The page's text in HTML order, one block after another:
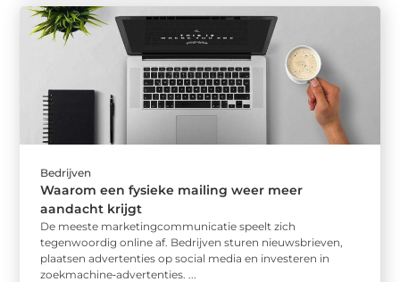
Bedrijven
Waarom een fysieke mailing weer meer
aandacht krijgt
De meeste marketingcommunicatie speelt zich
tegenwoordig online af. Bedrijven sturen nieuwsbrieven,
plaatsen advertenties op social media en investeren in
zoekmachine‑advertenties. ...